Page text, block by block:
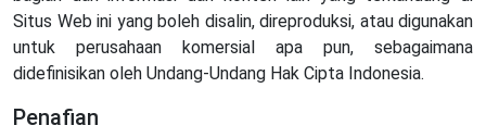
Situs Web ini yang boleh disalin, direproduksi, atau digunakan
untuk perusahaan komersial apa pun, sebagaimana
didefinisikan oleh Undang-Undang Hak Cipta Indonesia.
Penafian